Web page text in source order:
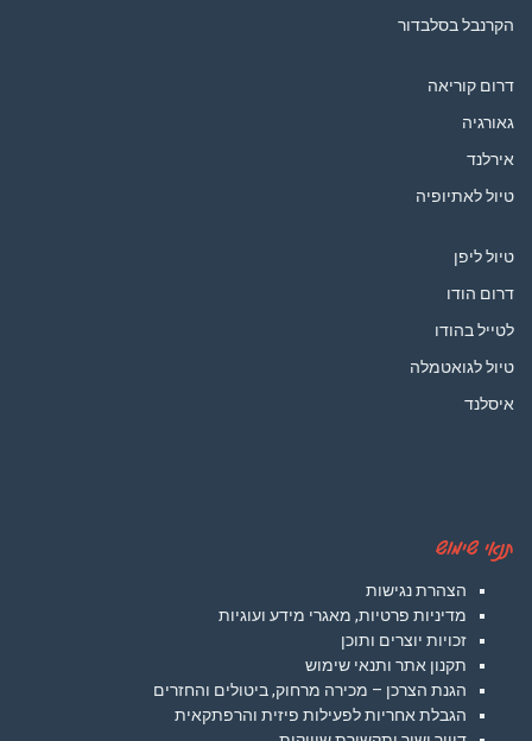
הקרנבל בסלבדור
דרום קוריאה
גאורגיה
אירלנד
טיול לאתיופיה
טיול ליפן
דרום הודו
לטייל בהודו
טיול לגואטמלה
איסלנד
תנאי שימוש
הצהרת נגישות
מדיניות פרטיות, מאגרי מידע ועוגיות
זכויות יוצרים ותוכן
תקנון אתר ותנאי שימוש
הגנת הצרכן – מכירה מרחוק, ביטולים והחזרים
הגבלת אחריות לפעילות פיזית והרפתקאית